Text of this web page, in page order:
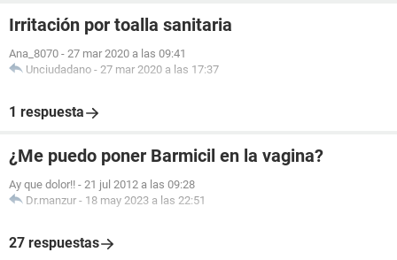
Irritación por toalla sanitaria
Ana_8070 - 27 mar 2020 a las 09:41
Unciudadano - 27 mar 2020 a las 17:37
1 respuesta
¿Me puedo poner Barmicil en la vagina?
Ay que dolor!! - 21 jul 2012 a las 09:28
Dr.manzur - 18 may 2023 a las 22:51
27 respuestas